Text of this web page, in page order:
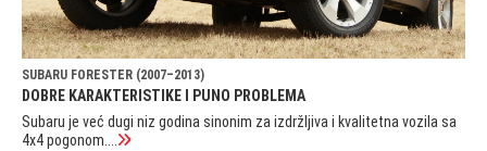
SUBARU FORESTER (2007–2013)
DOBRE KARAKTERISTIKE I PUNO PROBLEMA
Subaru je već dugi niz godina sinonim za izdržljiva i kvalitetna vozila sa
4x4 pogonom....